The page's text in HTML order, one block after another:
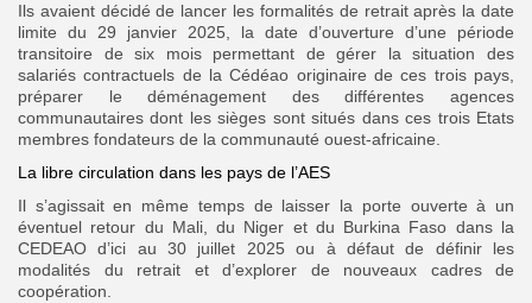
Ils avaient décidé de lancer les formalités de retrait après la date
limite du 29 janvier 2025, la date d’ouverture d’une période
transitoire de six mois permettant de gérer la situation des
salariés contractuels de la Cédéao originaire de ces trois pays,
préparer le déménagement des différentes agences
communautaires dont les sièges sont situés dans ces trois Etats
membres fondateurs de la communauté ouest-africaine.
La libre circulation dans les pays de l’AES
Il s’agissait en même temps de laisser la porte ouverte à un
éventuel retour du Mali, du Niger et du Burkina Faso dans la
CEDEAO d’ici au 30 juillet 2025 ou à défaut de définir les
modalités du retrait et d’explorer de nouveaux cadres de
coopération.